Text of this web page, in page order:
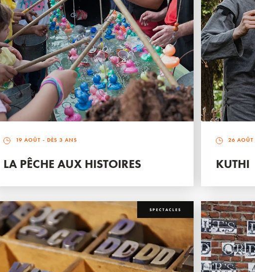
19 AOÛT - DÈS 3 ANS
LA PÊCHE AUX HISTOIRES
26 AOÛT
KUTHI
SPECTACLES